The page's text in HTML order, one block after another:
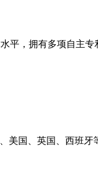
平，拥有多项自主
美国、英国、西班